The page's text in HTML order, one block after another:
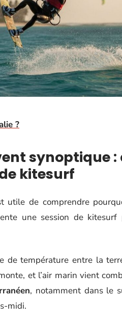
?
synoptique
kitesurf
de comprendre
une session de
de température entre la
et l’air marin vient
, notamment dans le
midi.